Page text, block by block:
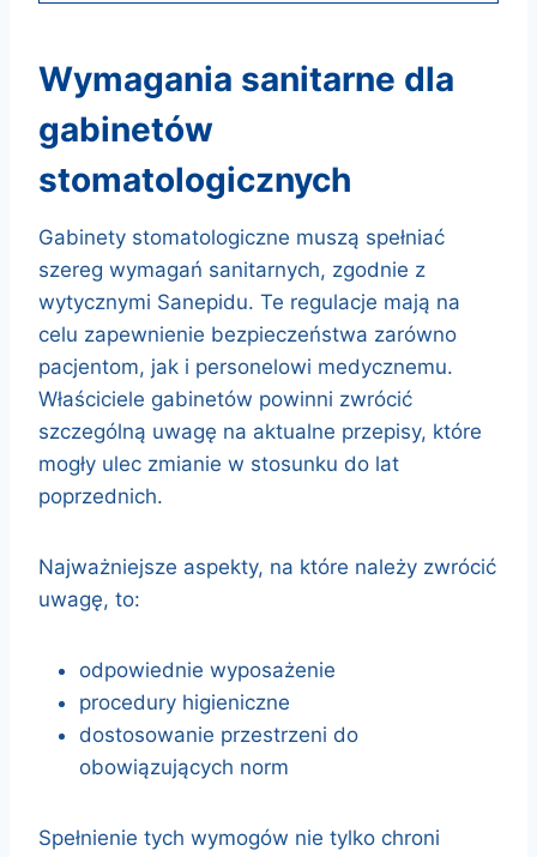
wymagania sanitarne dla
gabinetów
stomatologicznych
Gabinety stomatologiczne muszą spełniać
szereg wymagań sanitarnych, zgodnie z
wytycznymi Sanepidu. Te regulacje mają na
celu zapewnienie bezpieczeństwa zarówno
pacjentom, jak i personelowi medycznemu.
Właściciele gabinetów powinni zwrócić
szczególną uwagę na aktualne przepisy, które
mogły ulec zmianie w stosunku do lat
poprzednich.
Najważniejsze aspekty, na które należy zwrócić
uwagę, to:
odpowiednie wyposażenie
procedury higieniczne
dostosowanie przestrzeni do
obowiązujących norm
Spełnienie tych wymogów nie tylko chroni